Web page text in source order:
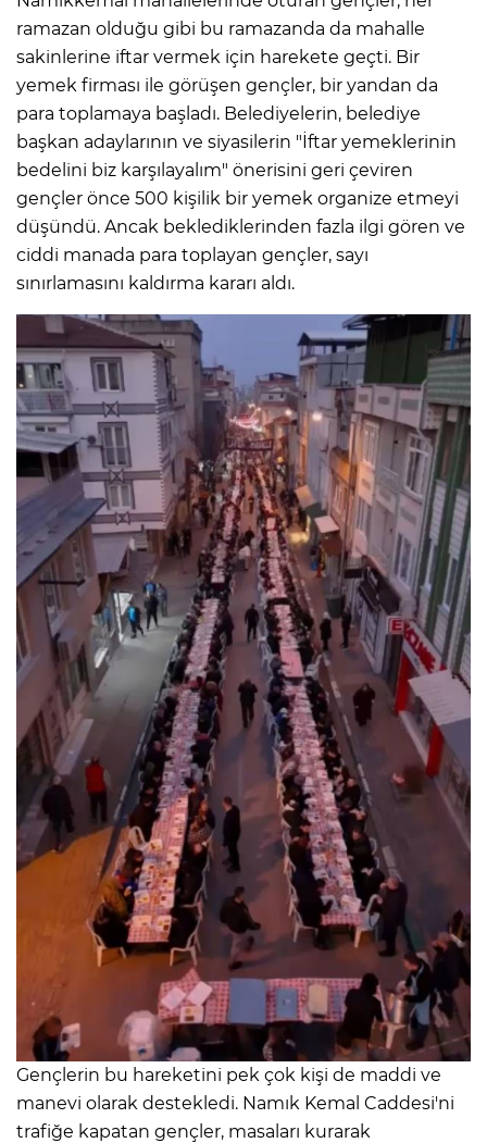
ramazan olduğu gibi bu ramazanda da mahalle
sakinlerine iftar vermek için harekete geçti. Bir
yemek firması ile görüşen gençler, bir yandan da
para toplamaya başladı. Belediyelerin, belediye
başkan adaylarının ve siyasilerin "İftar yemeklerinin
bedelini biz karşılayalım" önerisini geri çeviren
gençler önce 500 kişilik bir yemek organize etmeyi
düşündü. Ancak beklediklerinden fazla ilgi gören ve
ciddi manada para toplayan gençler, sayı
sınırlamasını kaldırma kararı aldı.
Gençlerin bu hareketini pek çok kişi de maddi ve
manevi olarak destekledi. Namık Kemal Caddesi'ni
trafiğe kapatan gençler, masaları kurarak